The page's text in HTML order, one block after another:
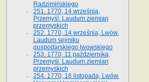
Radzimińskiego
251. 1770, 14 września,
Przemyśl. Laudum ziemian
przemyskich
252. 1770, 14 września, Lwów.
Laudum sejmiku
gospodarskiego lwowskiego
253. 1770, 11 października,
Przemyśl. Laudum ziemian
przemyskich
254. 1770, 16 listopada, Lwów.